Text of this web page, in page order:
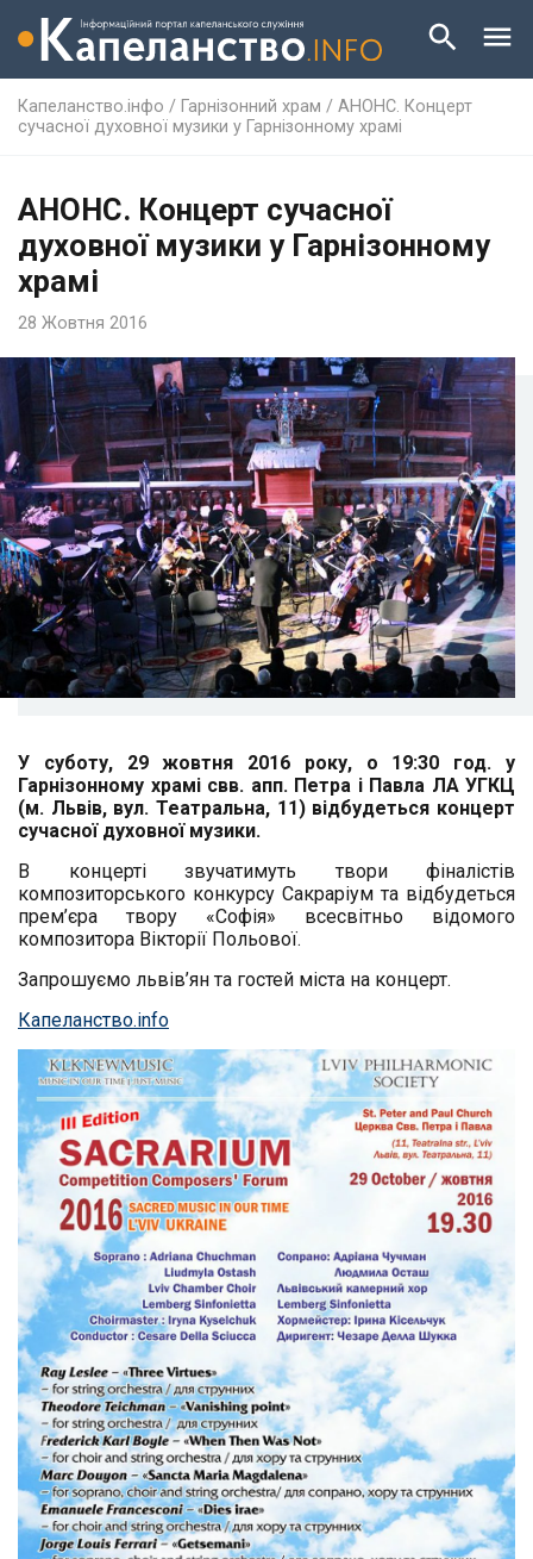
Капеланство.інфо / Гарнізонний храм / АНОНС. Концерт
сучасної духовної музики у Гарнізонному храмі
АНОНС. Концерт сучасної
духовної музики у Гарнізонному
храмі
28 Жовтня 2016
У суботу, 29 жовтня 2016 року, о 19:30 год. у
Гарнізонному храмі свв. апп. Петра і Павла ЛА УГКЦ
(м. Львів, вул. Театральна, 11) відбудеться концерт
сучасної духовної музики.
В концерті звучатимуть твори фіналістів
композиторського конкурсу Сакраріум та відбудеться
прем’єра твору «Софія» всесвітньо відомого
композитора Вікторії Польової.
Запрошуємо львів’ян та гостей міста на концерт.
Капеланство.info